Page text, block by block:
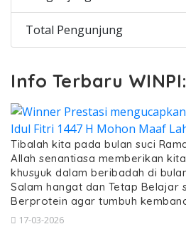
Total Pengunjung
Info Terbaru WINPI:
Tibalah kita pada bulan suci
Allah senantiasa memberikan
khusyuk dalam beribadah di
Salam hangat dan Tetap Belajar
Berprotein agar tumbuh
17-03-2026